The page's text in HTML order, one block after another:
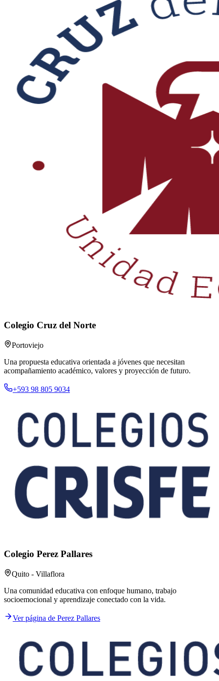
Colegio Cruz del Norte
Portoviejo
Una propuesta educativa orientada a jóvenes que necesitan
acompañamiento académico, valores y proyección de futuro.
+593 98 805 9034
Colegio Perez Pallares
Quito - Villaflora
Una comunidad educativa con enfoque humano, trabajo
socioemocional y aprendizaje conectado con la vida.
Ver página de Perez Pallares